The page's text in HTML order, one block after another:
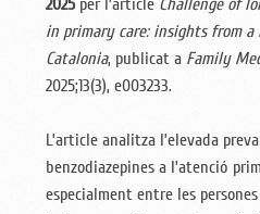
2025per l’article Challenge of
in primary care: insights from
Catalonia, publicat a Family
2025;13(3), e003233.
L’article analitza l’elevada
benzodiazepines a l’atenció
especialment entre les